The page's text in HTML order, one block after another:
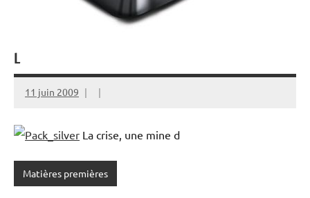
L
11 juin 2009
La crise, une mine d
Matières premières